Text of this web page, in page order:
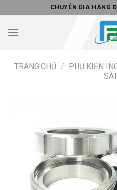
to
content
CHUYÊN GIA HÀNG
TRANG CHỦ / PHỤ KIỆN
SÁT